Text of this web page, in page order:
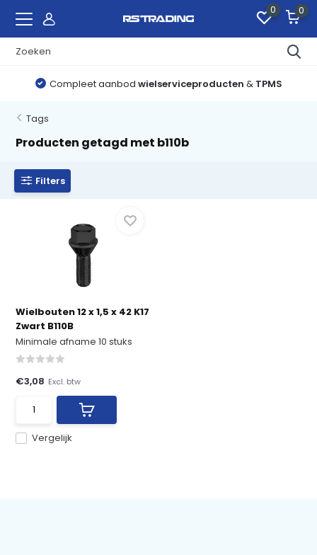
0 0
Compleet aanbod wielserviceproducten & TPMS
Tags
Producten getagd met b110b
Filters
Wielbouten 12 x 1,5 x 42 K17
Zwart B110B
Minimale afname 10 stuks
Vergelijk
€3,08 Excl. btw